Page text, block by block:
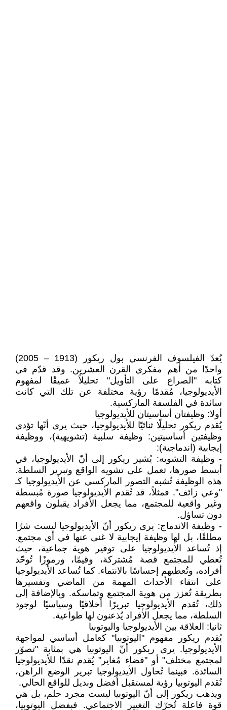
يُعدّ الفيلسوف الفرنسي بول ريكور (1913 – 2005)
واحدًا من أهم مفكري القرن العشرين. وقد قدّم في
كتابه "الصراع على التأويل" تحليلاً عميقًا لمفهوم
الأيديولوجيا، مُقدمًا رؤية مختلفة عن تلك التي كانت
سائدة في الفلسفة الماركسية.
أولا: وظيفتان أساسيتان للأيديولوجيا
يُقدم ريكور تحليلًا ثنائيًا للأيديولوجيا، حيث يرى أنّها تؤدي
وظيفتين أساسيتين: وظيفة سلبية (تشويهية)، ووظيفة
إيجابية (اندماجية):
- وظيفة التشويه: يُشير ريكور إلى أنّ الأيديولوجيا، في
أبسط صورها، تعمل على تشويه الواقع وتبرير السلطة.
هذه الوظيفة تُشبه التصور الماركسي عن الأيديولوجيا كـ
"وعي زائف". فمثلاً، قد تُقدم الأيديولوجيا صورة مُبسطة
وغير واقعية للمجتمع، مما يجعل الأفراد يقبلون واقعهم
دون تساؤل.
- وظيفة الاندماج: يرى ريكور أنّ الأيديولوجيا ليست شرًا
مطلقًا، بل لها وظيفة إيجابية لا غنى عنها في أي مجتمع.
إذ تُساعد الأيديولوجيا على توفير هوية جماعية، حيث
تُعطي للمجتمع قصة مُشتركة، وقيمًا، ورموزًا تُوحّد
أفراده، وتُعطيهم إحساسًا بالانتماء. كما تُساعد الأيديولوجيا
على انتقاء الأحداث المهمة من الماضي وتفسيرها
بطريقة تُعزز من هوية المجتمع وتماسكه. وبالإضافة إلى
ذلك، تُقدم الأيديولوجيا تبريرًا أخلاقيًا وسياسيًا لوجود
السلطة، مما يجعل الأفراد يُذعنون لها طواعية.
ثانيا: العلاقة بين الأيديولوجيا واليوتوبيا
يُقدم ريكور مفهوم "اليوتوبيا" كعامل أساسي لمواجهة
الأيديولوجيا. يرى ريكور أنّ اليوتوبيا هي بمثابة "تصوّر
لمجتمع مختلف" أو "فضاء مُغاير" يُقدم نقدًا للأيديولوجيا
السائدة. فبينما تُحاول الأيديولوجيا تبرير الوضع الراهن،
تُقدم اليوتوبيا رؤية لمستقبل أفضل وبديل للواقع الحالي.
ويذهب ريكور إلى أنّ اليوتوبيا ليست مجرد حلم، بل هي
قوة فاعلة تُحرّك التغيير الاجتماعي. فبفضل اليوتوبيا،